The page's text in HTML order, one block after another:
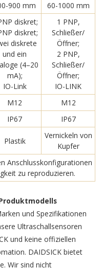
900 mm 60-1000 mm
diskret;
diskret;
diskrete
und ein
(4–20
mA);
IO-Link
1 PNP,
Schließer/
Öffner;
2 PNP,
Schließer/
Öffner;
IO-LINK
M12
M12
IP67 IP67
Plastik
Vernickeln von
Kupfer
Anschlusskonfigurationen
zu reproduzieren.
und Spezifikationen
Ultraschallsensoren
und keine offiziellen
DAIDSICK bietet
Wir sind nicht